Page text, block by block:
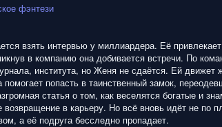
фэнтези
взять интервью у миллиардера. Её
в компанию она добивается встречи. По
института, но Женя не сдаётся. Ей движет
попасть в таинственный замок,
статья о том, как веселятся богатые и
возвращение в карьеру. Но всё вновь идёт не по
а её подруга бесследно пропадает.